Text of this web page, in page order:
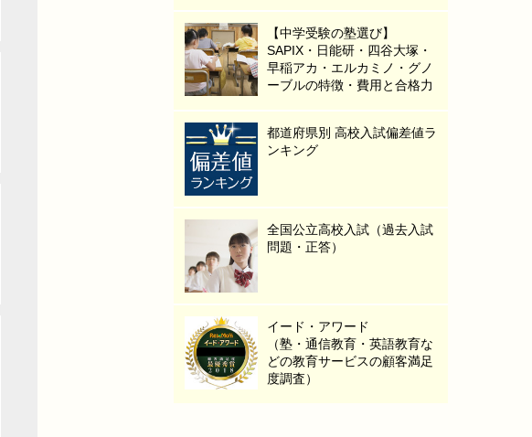
【中学受験の塾選び】
SAPIX・日能研・四谷大塚・
早稲アカ・エルカミノ・グノ
ーブルの特徴・費用と合格力
都道府県別 高校入試偏差値ラ
ンキング
全国公立高校入試（過去入試
問題・正答）
イード・アワード
（塾・通信教育・英語教育な
どの教育サービスの顧客満足
度調査）